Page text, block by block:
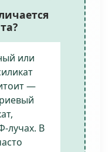
или
—
лучах. В